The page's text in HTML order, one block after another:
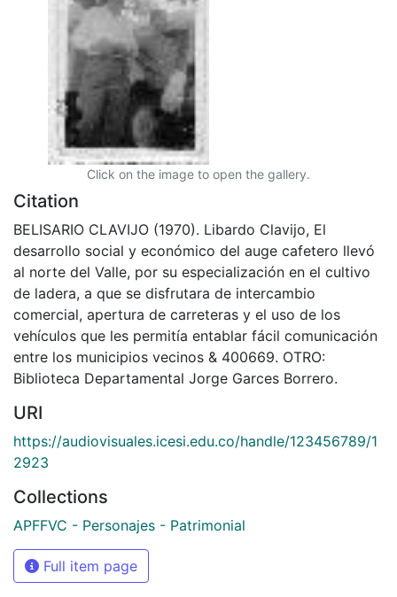
Click on the image to open the gallery.
Citation
BELISARIO CLAVIJO (1970). Libardo Clavijo, El
desarrollo social y económico del auge cafetero llevó
al norte del Valle, por su especialización en el cultivo
de ladera, a que se disfrutara de intercambio
comercial, apertura de carreteras y el uso de los
vehículos que les permitía entablar fácil comunicación
entre los municipios vecinos & 400669. OTRO:
Biblioteca Departamental Jorge Garces Borrero.
URI
https://audiovisuales.icesi.edu.co/handle/123456789/1
2923
Collections
APFFVC - Personajes - Patrimonial
Full item page